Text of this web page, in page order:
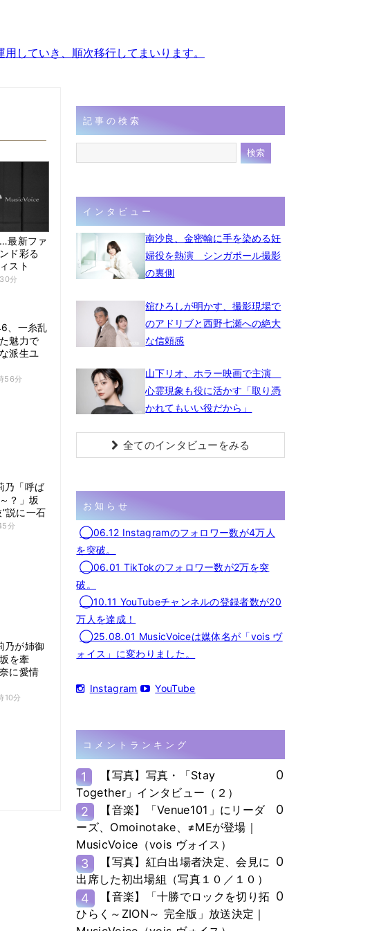
していき、順次移行してまいります。
最新ファ
ド彩る
スト
分
、一糸乱
魅力で
派生ユ
56分
乃「呼ば
？」坂
説に一石
分
乃が姉御
を牽
に愛情
10分
記事の検索
インタビュー
南沙良、金密輸に手を染める妊
婦役を熱演 シンガポール撮影
の裏側
舘ひろしが明かす、撮影現場で
のアドリブと西野七瀬への絶大
な信頼感
山下リオ、ホラー映画で主演
心霊現象も役に活かす「取り憑
かれてもいい役だから」
全てのインタビューをみる
お知らせ
◯06.12 Instagramのフォロワー数が4万人
を突破。
◯06.01 TikTokのフォロワー数が2万を突
破。
◯10.11 YouTubeチャンネルの登録者数が20
万人を達成！
◯25.08.01 MusicVoiceは媒体名が「vois ヴ
ォイス」に変わりました。
Instagram YouTube
コメントランキング
1
【写真】写真・「Stay
Together」インタビュー（２）
0
2
【音楽】「Venue101」にリーダ
ーズ、Omoinotake、≠MEが登場｜
MusicVoice（vois ヴォイス）
0
3
【写真】紅白出場者決定、会見に
出席した初出場組（写真１０／１０）
0
4
【音楽】「十勝でロックを切り拓
ひらく～ZION～ 完全版」放送決定｜
0